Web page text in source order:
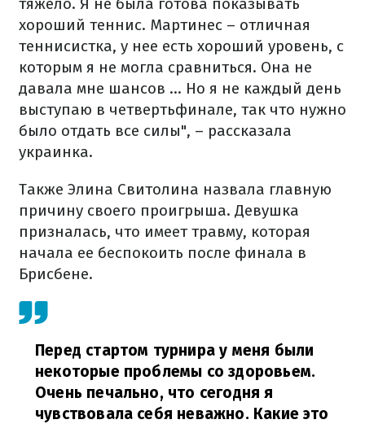
хороший теннис. Мартинес – отличная
теннисистка, у нее есть хороший уровень, с
которым я не могла сравниться. Она не
давала мне шансов ... Но я не каждый день
выступаю в четвертьфинале, так что нужно
было отдать все силы", – рассказала
украинка.
Также Элина Свитолина назвала главную
причину своего проигрыша. Девушка
призналась, что имеет травму, которая
начала ее беспокоить после финала в
Брисбене.
Перед стартом турнира у меня были
некоторые проблемы со здоровьем.
Очень печально, что сегодня я
чувствовала себя неважно. Какие это